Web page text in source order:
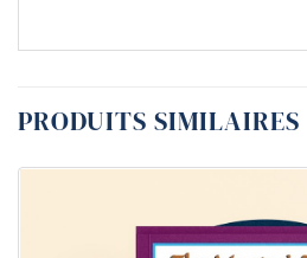
PRODUITS SIMILAIRES